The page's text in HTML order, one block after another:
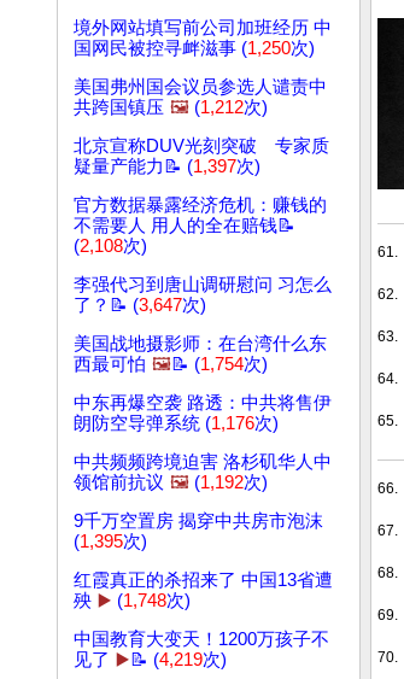
境外网站填写前公司加班经历 中
国网民被控寻衅滋事 (1,250次)
美国弗州国会议员参选人谴责中
共跨国镇压 🖼️ (1,212次)
北京宣称DUV光刻突破 专家质
疑量产能力📝 (1,397次)
官方数据暴露经济危机：赚钱的
不需要人 用人的全在赔钱📝
(2,108次)
李强代习到唐山调研慰问 习怎么
了？📝 (3,647次)
美国战地摄影师：在台湾什么东
西最可怕 🖼️📝 (1,754次)
中东再爆空袭 路透：中共将售伊
朗防空导弹系统 (1,176次)
中共频频跨境迫害 洛杉矶华人中
领馆前抗议 🖼️ (1,192次)
9千万空置房 揭穿中共房市泡沫
(1,395次)
红霞真正的杀招来了 中国13省遭
殃 ▶️ (1,748次)
中国教育大变天！1200万孩子不
见了 ▶️📝 (4,219次)
61.
62.
63.
64.
65.
66.
67.
68.
69.
70.